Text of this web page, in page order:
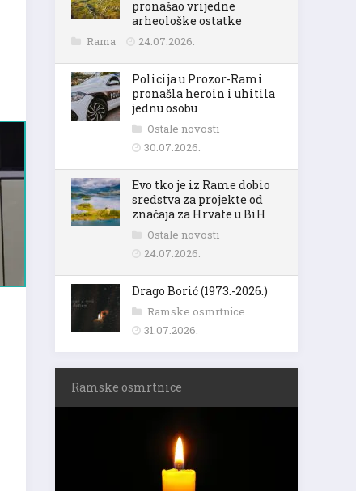
pronašao vrijedne
arheološke ostatke
Rama 24.07.2026.
Policija u Prozor-Rami
pronašla heroin i uhitila
jednu osobu
Ostale novosti
30.07.2026.
Evo tko je iz Rame dobio
sredstva za projekte od
značaja za Hrvate u BiH
Ostale novosti
24.07.2026.
Drago Borić (1973.-2026.)
Ramske osmrtnice
31.07.2026.
Ramske osmrtnice